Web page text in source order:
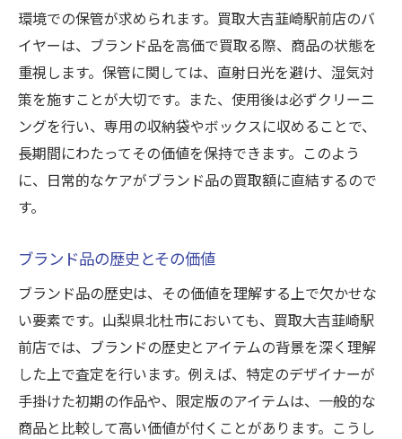
環境での保管が求められます。買取大吉韮崎駅前店のバ
イヤーは、ブランド品を高価で買取る際、商品の状態を
重視します。保管に関しては、直射日光を避け、湿気対
策を施すことが大切です。また、使用後は必ずクリーニ
ングを行い、専用の収納袋やボックスに収めることで、
長期間にわたってその価値を保持できます。このよう
に、日常的なケアがブランド品の買取額に直結するので
す。
ブランド品の歴史とその価値
ブランド品の歴史は、その価値を理解する上で欠かせな
い要素です。山梨県北杜市においても、買取大吉韮崎駅
前店では、ブランドの歴史とアイテムの背景を深く理解
した上で査定を行います。例えば、特定のデザイナーが
手掛けた初期の作品や、限定版のアイテムは、一般的な
商品と比較して高い価値が付くことがあります。こうし